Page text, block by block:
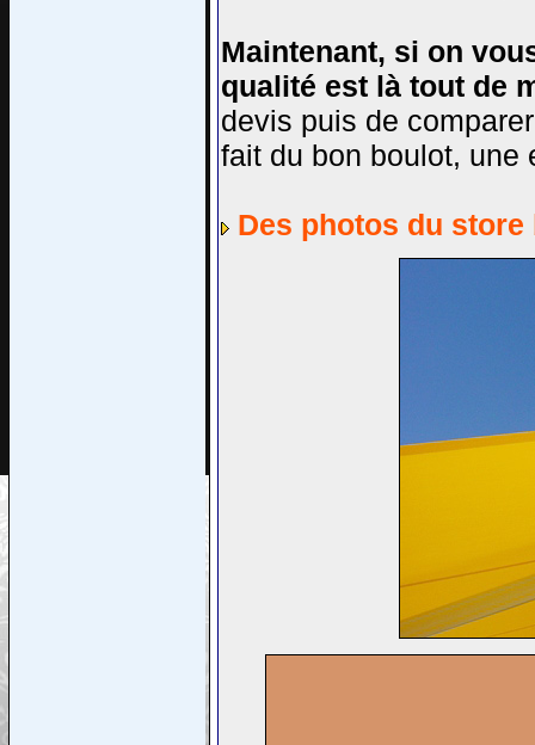
Maintenant, si on
qualité est là tout de
devis puis de
fait du bon boulot, une
Des photos du store